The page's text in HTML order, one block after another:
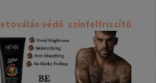
védő színfelfrissítő